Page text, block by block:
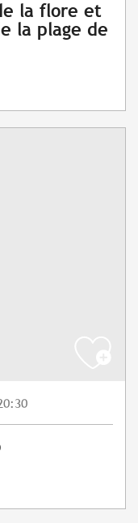
la flore et
la plage de